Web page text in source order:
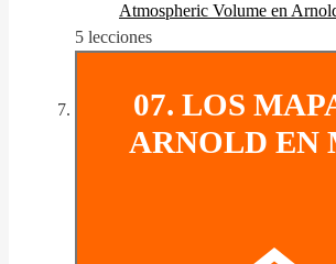
Atmospheric Volume en
5 lecciones
07. LOS
ARNOLD EN